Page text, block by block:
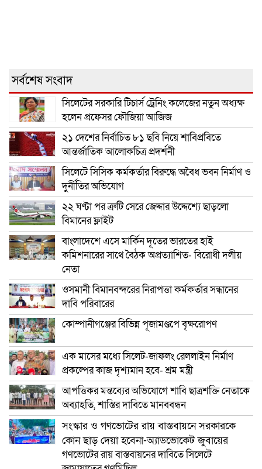
সর্বশেষ সংবাদ
সিলেটের সরকারি টিচার্স ট্রেনিং কলেজের নতুন অধ্যক্ষ
হলেন প্রফেসর ফৌজিয়া আজিজ
২১ দেশের নির্বাচিত ৮১ ছবি নিয়ে শাবিপ্রবিতে
আন্তর্জাতিক আলোকচিত্র প্রদর্শনী
সিলেটে সিসিক কর্মকর্তার বিরুদ্ধে অবৈধ ভবন নির্মাণ ও
দুর্নীতির অভিযোগ
২২ ঘণ্টা পর ত্রুটি সেরে জেদ্দার উদ্দেশ্যে ছাড়লো
বিমানের ফ্লাইট
বাংলাদেশে এসে মার্কিন দূতের ভারতের হাই
কমিশনারের সাথে বৈঠক অপ্রত্যাশিত- বিরোধী দলীয়
নেতা
ওসমানী বিমানবন্দরের নিরাপত্তা কর্মকর্তার সন্ধানের
দাবি পরিবারের
কোম্পানীগঞ্জের বিভিন্ন পূজামণ্ডপে বৃক্ষরোপণ
এক মাসের মধ্যে সিলেট-জাফলং রেললাইন নির্মাণ
প্রকল্পের কাজ দৃশ্যমান হবে- শ্রম মন্ত্রী
আপত্তিকর মন্তব্যের অভিযোগে শাবি ছাত্রশক্তি নেতাকে
অব্যাহতি, শাস্তির দাবিতে মানববন্ধন
সংস্কার ও গণভোটের রায় বাস্তবায়নে সরকারকে
কোন ছাড় দেয়া হবেনা-অ্যাডভোকেট জুবায়ের
গণভোটের রায় বাস্তবায়নের দাবিতে সিলেটে